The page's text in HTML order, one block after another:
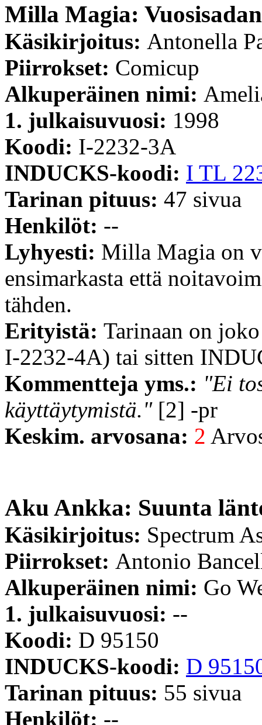
Milla Magia:
Käsikirjoitus: Antonella
Piirrokset: Comicup
Alkuperäinen nimi:
1. julkaisuvuosi: 1998
Koodi: I-2232-3A
INDUCKS-koodi: I TL
Tarinan pituus: 47 sivua
Henkilöt: --
Lyhyesti: Milla Magia on
ensimarkasta että
tähden.
Erityistä: Tarinaan on
I-2232-4A) tai sitten
Kommentteja yms.: "Ei
käyttäytymistä."[2] -pr
Keskim. arvosana: 2
Aku Ankka: Suunta
Käsikirjoitus: Spectrum
Piirrokset: Antonio
Alkuperäinen nimi: Go
1. julkaisuvuosi: --
Koodi: D 95150
INDUCKS-koodi: D
Tarinan pituus: 55 sivua
Henkilöt: --